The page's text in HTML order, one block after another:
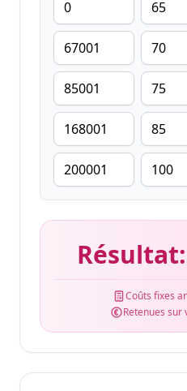
Résultat:
Coûts fixes
Retenues sur